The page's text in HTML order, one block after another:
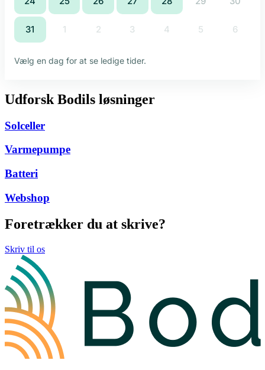
Udforsk Bodils løsninger
Solceller
Varmepumpe
Batteri
Webshop
Foretrækker du at skrive?
Skriv til os